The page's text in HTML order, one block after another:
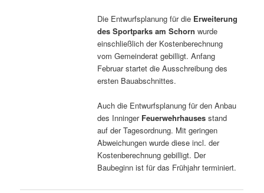
Die Entwurfsplanung für die Erweiterung
des Sportparks am Schorn wurde
einschließlich der Kostenberechnung
vom Gemeinderat gebilligt. Anfang
Februar startet die Ausschreibung des
ersten Bauabschnittes.
Auch die Entwurfsplanung für den Anbau
des Inninger Feuerwehrhauses stand
auf der Tagesordnung. Mit geringen
Abweichungen wurde diese incl. der
Kostenberechnung gebilligt. Der
Baubeginn ist für das Frühjahr terminiert.